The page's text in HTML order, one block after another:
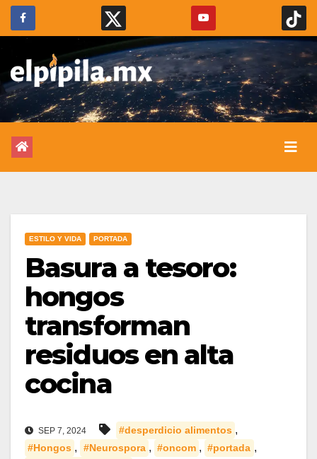
ESTILO Y VIDA PORTADA
Basura a tesoro:
hongos
transforman
residuos en alta
cocina
SEP 7, 2024 #desperdicio alimentos ,
#Hongos , #Neurospora , #oncom , #portada ,